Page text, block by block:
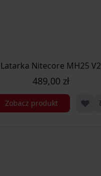
P10 I)
Latarka Nitecore MH25 V2
489,00 zł
Zobacz produkt